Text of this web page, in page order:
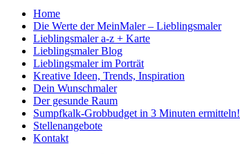
Home
Die Werte der MeinMaler – Lieblingsmaler
Lieblingsmaler a-z + Karte
Lieblingsmaler Blog
Lieblingsmaler im Porträt
Kreative Ideen, Trends, Inspiration
Dein Wunschmaler
Der gesunde Raum
Sumpfkalk-Grobbudget in 3 Minuten ermitteln!
Stellenangebote
Kontakt